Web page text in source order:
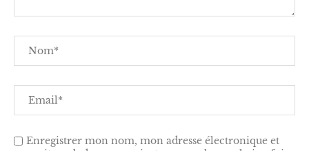
Enregistrer mon nom, mon adresse électronique et